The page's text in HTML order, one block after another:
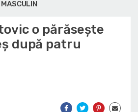
o părăsește
după patru